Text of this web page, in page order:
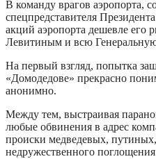
В команду врагов аэропорта,
спецпредставителя
акций аэропорта дешевле его
Левитиным и всю
На первый взгляд, попытка
«Домодедове» прекрасно
анонимно.
Между тем, выстраивая
любые обвинения в адрес
происки медведевых,
недружественного